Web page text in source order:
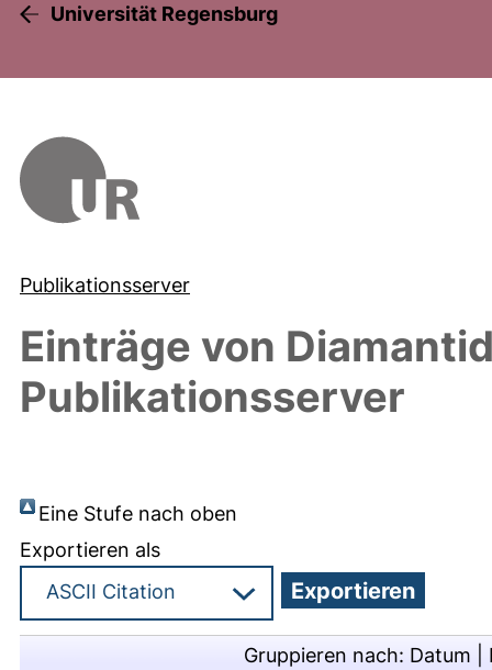
Universität Regensburg
Publikationsserver
Einträge von
Publikationsserver
Eine Stufe nach oben
Exportieren als
Gruppieren nach: Datum